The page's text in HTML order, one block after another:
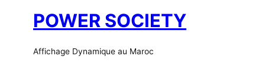
POWER SOCIETY
Affichage Dynamique au Maroc